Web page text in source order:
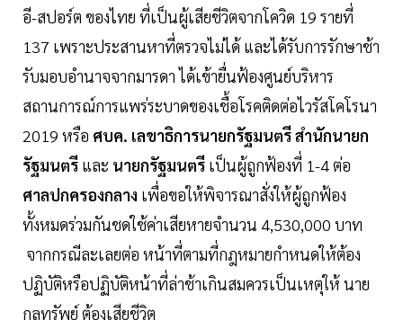
อี-สปอร์ต ของไทย ที่เป็นผู้เสียชีวิตจากโควิด 19 รายที่
137 เพราะประสานหาที่ตรวจไม่ได้ และได้รับการรักษาช้า
รับมอบอำนาจจากมารดา ได้เข้ายื่นฟ้องศูนย์บริหาร
สถานการณ์การแพร่ระบาดของเชื้อโรคติดต่อไวรัสโคโรนา
2019 หรือ ศบค. เลขาธิการนายกรัฐมนตรี สำนักนายก
รัฐมนตรี และ นายกรัฐมนตรี เป็นผู้ถูกฟ้องที่ 1-4 ต่อ
ศาลปกครองกลาง เพื่อขอให้พิจารณาสั่งให้ผู้ถูกฟ้อง
ทั้งหมดร่วมกันชดใช้ค่าเสียหายจำนวน 4,530,000 บาท
จากกรณีละเลยต่อ หน้าที่ตามที่กฎหมายกำหนดให้ต้อง
ปฏิบัติหรือปฏิบัติหน้าที่ล่าช้าเกินสมควรเป็นเหตุให้ นาย
กุลทรัพย์ ต้องเสียชีวิต